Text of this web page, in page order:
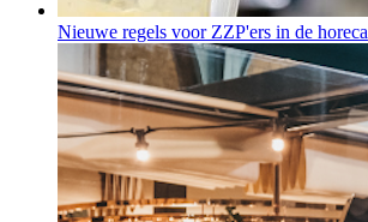
Nieuwe regels voor ZZP'ers in de horeca